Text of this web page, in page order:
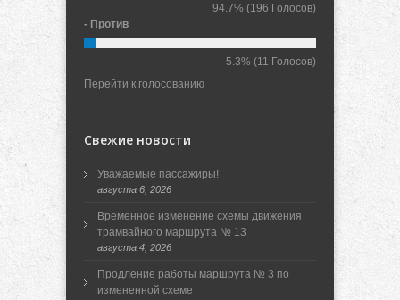
94.7% (196 Голосов)
- Против
5.3% (11 Голосов)
Перейти к голосованию
Свежие новости
Уважаемые пассажиры!
августа 6, 2026
Временное изменение схемы движения
трамвайного маршрута № 13
августа 4, 2026
Продление работы маршрута № 3 по
измененной схеме